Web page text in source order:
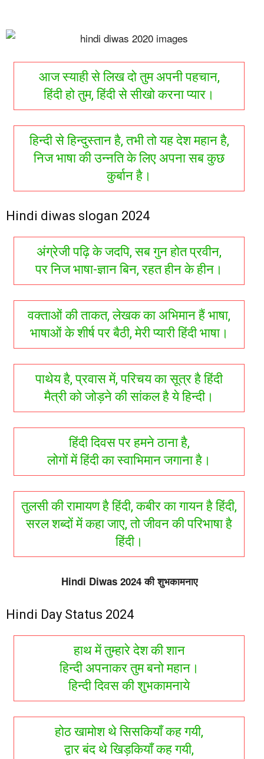
आज स्याही से लिख दो तुम अपनी पहचान,
हिंदी हो तुम, हिंदी से सीखो करना प्यार।
हिन्दी से हिन्दुस्तान है, तभी तो यह देश महान है,
निज भाषा की उन्नति के लिए अपना सब कुछ
कुर्बान है।
Hindi diwas slogan 2024
अंग्रेजी पढ़ि के जदपि, सब गुन होत प्रवीन,
पर निज भाषा-ज्ञान बिन, रहत हीन के हीन।
वक्ताओं की ताकत, लेखक का अभिमान हैं भाषा,
भाषाओं के शीर्ष पर बैठी, मेरी प्यारी हिंदी भाषा।
पाथेय है, प्रवास में, परिचय का सूत्र है हिंदी
मैत्री को जोड़ने की सांकल है ये हिन्दी।
हिंदी दिवस पर हमने ठाना है,
लोगों में हिंदी का स्वाभिमान जगाना है।
तुलसी की रामायण है हिंदी, कबीर का गायन है हिंदी,
सरल शब्दों में कहा जाए, तो जीवन की परिभाषा है
हिंदी।
Hindi Diwas 2024 की शुभकामनाए
Hindi Day Status 2024
हाथ में तुम्हारे देश की शान
हिन्दी अपनाकर तुम बनो महान।
हिन्दी दिवस की शुभकामनाये
होठ खामोश थे सिसकियाँ कह गयी,
द्वार बंद थे खिड़कियाँ कह गयी,